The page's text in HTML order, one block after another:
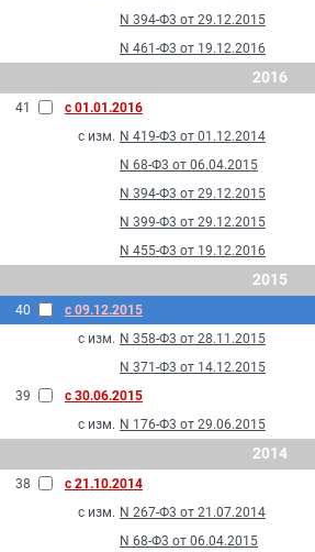
N 394-Ф3 от 29.12.2015
N 461-Ф3 от 19.12.2016
2016
41
с 01.01.2016
с изм. N 419-Ф3 от 01.12.2014
N 68-Ф3 от 06.04.2015
N 394-Ф3 от 29.12.2015
N 399-Ф3 от 29.12.2015
N 455-Ф3 от 19.12.2016
2015
40
с 09.12.2015
с изм. N 358-Ф3 от 28.11.2015
N 371-Ф3 от 14.12.2015
39
с 30.06.2015
с изм. N 176-Ф3 от 29.06.2015
2014
38
с 21.10.2014
с изм. N 267-Ф3 от 21.07.2014
N 68-Ф3 от 06.04.2015